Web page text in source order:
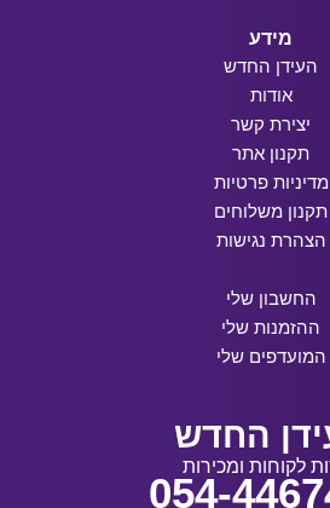
מידע
העידן החדש
אודות
יצירת קשר
תקנון אתר
מדיניות פרטיות
תקנון משלוחים
הצהרת נגישות
החשבון שלי
ההזמנות שלי
המועדפים שלי
החדש
לקוחות ומכירות
054-